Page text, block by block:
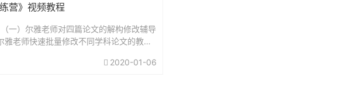
营》视频教程
一）尔雅老师对四篇论文的解构修改辅导
老师快速批量修改不同学科论文的教学
2020-01-06